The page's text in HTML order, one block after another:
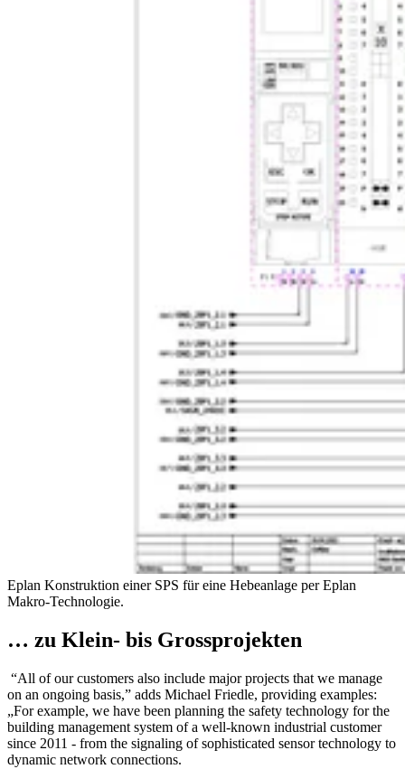
Eplan Konstruktion einer SPS für eine Hebeanlage per Eplan
Makro-Technologie.
… zu Klein- bis Grossprojekten
“All of our customers also include major projects that we manage
on an ongoing basis,” adds Michael Friedle, providing examples:
„For example, we have been planning the safety technology for the
building management system of a well-known industrial customer
since 2011 - from the signaling of sophisticated sensor technology to
dynamic network connections.